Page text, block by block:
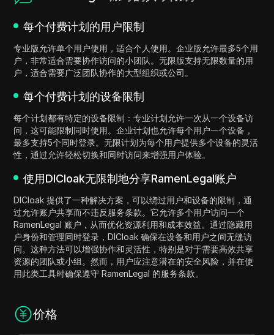
每个付费计划的用户限制
专业版允许单个用户使用，适合个人使用。企业版允许最多5个用
户，非常适合需要协作访问的小团队。无限版支持无限数量的用
户，适合需要广泛团队协作的大型组织或公司。
每个付费计划的设备限制
每个计划都有特定的设备限制：专业计划允许一次从一个设备访
问，这可能限制同时使用。企业计划也允许每个用户一个设备，
最多支持5个同时登录。无限计划为每个用户提供多个设备的灵活
性，通过允许轻松切换和同时访问来增强用户体验。
使用DICloak无限制地分享RamenLegal账户
DICloak 提供了一种解决方案，可以绕过用户和设备的限制，通
过允许账户共享而不违反服务条款。它允许多个用户访问一个
RamenLegal 账户，从而优化资源利用和成本效益。通过隐藏用
户身份和管理同时登录，DICloak 确保在设备和用户之间无缝访
问。这种方法可以增强协作和灵活性，特别是对于需要高效共享
资源的团队或小组。然而，用户应注意潜在的安全风险，并在使
用此类工具时确保遵守 RamenLegal 的服务条款。
价格